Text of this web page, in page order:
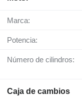
Marca:
Potencia:
Número de cilindros:
Caja de cambios